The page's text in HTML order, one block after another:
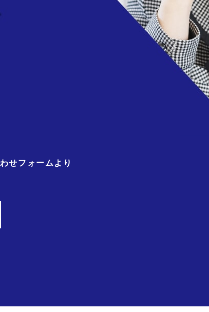
せフォームより